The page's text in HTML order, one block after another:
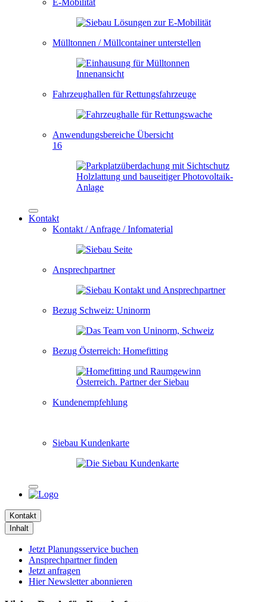
E-Mobilität
Mülltonnen / Müllcontainer unterstellen
Fahrzeughallen für Rettungsfahrzeuge
Anwendungsbereiche Übersicht
16
Kontakt
Kontakt / Anfrage / Infomaterial
Ansprechpartner
Bezug Schweiz: Uninorm
Bezug Österreich: Homefitting
Kundenempfehlung
Siebau Kundenkarte
Kontakt
Inhalt
Jetzt Planungsservice buchen
Ansprechpartner finden
Jetzt anfragen
Hier Newsletter abonnieren